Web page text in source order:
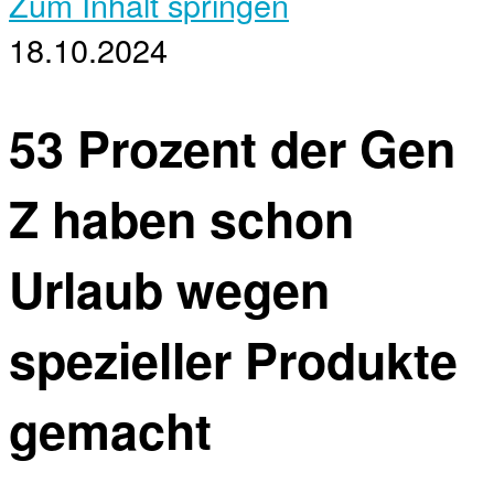
18.10.2024
53 Prozent der Gen
Z haben schon
Urlaub wegen
spezieller Produkte
gemacht